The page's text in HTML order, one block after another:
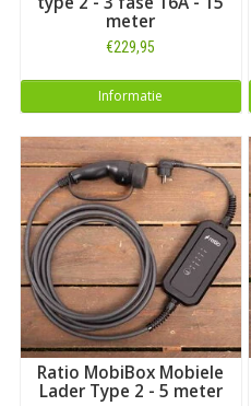
meter
€229,95
Informatie
Ratio MobiBox Mobiele
Lader Type 2 - 5 meter